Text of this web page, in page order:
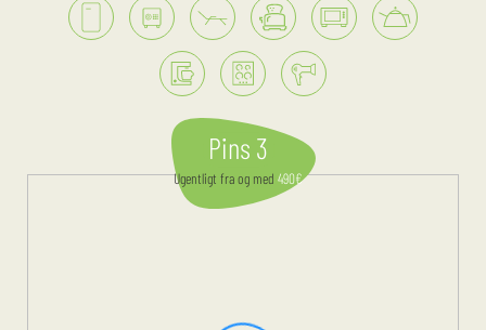
Pins 3
Ugentligtfra og med490€